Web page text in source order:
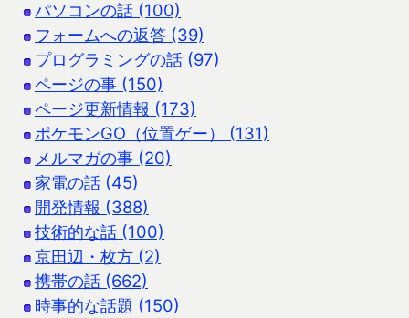
パソコンの話 (100)
フォームへの返答 (39)
プログラミングの話 (97)
ページの事 (150)
ページ更新情報 (173)
ポケモンGO（位置ゲー） (131)
メルマガの事 (20)
家電の話 (45)
開発情報 (388)
技術的な話 (100)
京田辺・枚方 (2)
携帯の話 (662)
時事的な話題 (150)